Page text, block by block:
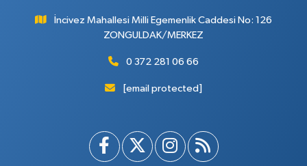
İncivez Mahallesi Milli Egemenlik Caddesi No: 126
ZONGULDAK/MERKEZ
0 372 281 06 66
[email protected]